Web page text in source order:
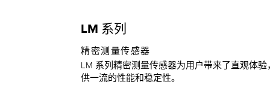
LM 系列
精密测量传感器
LM 系列精密测量传感器为用户带来了直观体
供一流的性能和稳定性。